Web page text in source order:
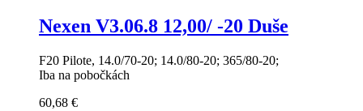
Nexen V3.06.8 12,00/ -20 Duše
F20 Pilote, 14.0/70-20; 14.0/80-20; 365/80-20;
Iba na pobočkách
60,68 €